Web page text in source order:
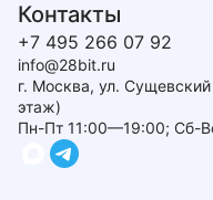
Контакты
+7 495 266 07 92
info@28bit.ru
г. Москва, ул.
этаж)
Пн-Пт 11:00—19:00; Сб-